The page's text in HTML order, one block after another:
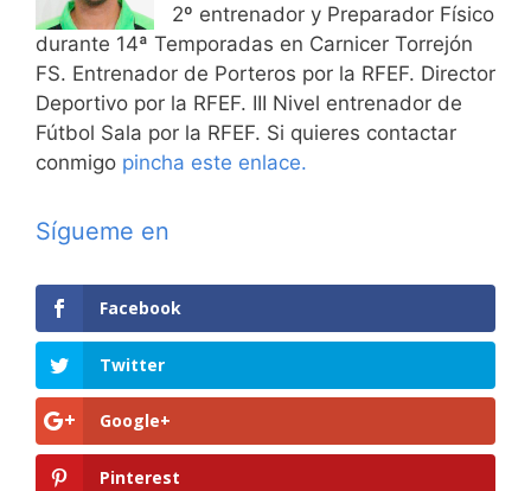
2º entrenador y Preparador Físico
durante 14ª Temporadas en Carnicer Torrejón
FS. Entrenador de Porteros por la RFEF. Director
Deportivo por la RFEF. III Nivel entrenador de
Fútbol Sala por la RFEF. Si quieres contactar
conmigo pincha este enlace.
Sígueme en
Facebook
Twitter
Google+
Pinterest